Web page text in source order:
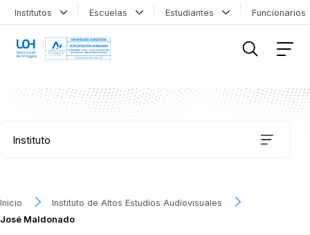
Institutos Escuelas Estudiantes
Instituto
Historia
Inicio
Instituto de Altos Estudios Audiovisuales
José Maldonado